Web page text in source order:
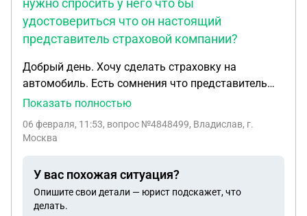
какое наказание грозит моему сыну, если они
обратяться в суд? и на какую компенсацию
разумно нам соглашаться, что бы урегулировать
нужно спросить у него что бы
удостовериться что он настоящий
представитель страховой компании?
Добрый день. Хочу сделать страховку на
автомобиль. Есть сомнения что представитель
страховой компании мошенник. Какие документы
удостовериться что он настоящий представитель
Показать полностью
06 февраля, 11:53, вопрос №4848499, Владислав, г.
Москва
У вас похожая ситуация?
Опишите свои детали — юрист подскажет, что
делать.